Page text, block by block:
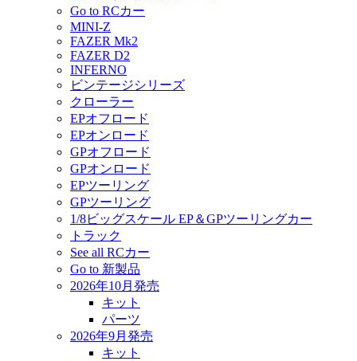
Go to RCカー
MINI-Z
FAZER Mk2
FAZER D2
INFERNO
ビンテージシリーズ
クローラー
EPオフロード
EPオンロード
GPオフロード
GPオンロード
EPツーリング
GPツーリング
1/8ビッグスケール EP＆GPツーリングカー
トラック
See all RCカー
Go to 新製品
2026年10月発売
キット
パーツ
2026年9月発売
キット